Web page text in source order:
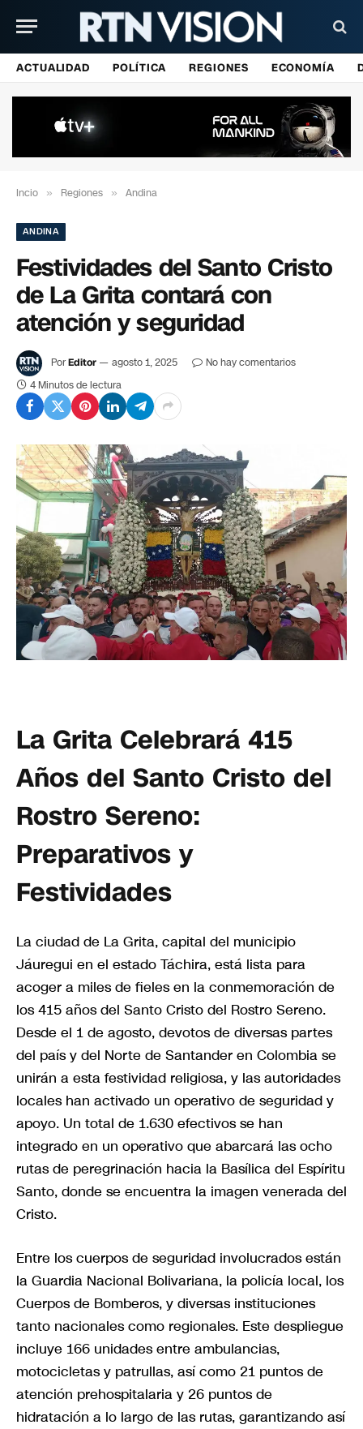
ACTUALIDAD POLÍTICA REGIONES ECONOMÍA
Incio » Regiones » Andina
ANDINA
Festividades del Santo Cristo
de La Grita contará con
atención y seguridad
PorEditor agosto 1, 2025
No hay comentarios
4 Minutos de lectura
La Grita Celebrará 415
Años del Santo Cristo del
Rostro Sereno:
Preparativos y
Festividades
La ciudad de La Grita, capital del municipio
Jáuregui en el estado Táchira, está lista para
acoger a miles de fieles en la conmemoración de
los 415 años del Santo Cristo del Rostro Sereno.
Desde el 1 de agosto, devotos de diversas partes
del país y del Norte de Santander en Colombia se
unirán a esta festividad religiosa, y las autoridades
locales han activado un operativo de seguridad y
apoyo. Un total de 1.630 efectivos se han
integrado en un operativo que abarcará las ocho
rutas de peregrinación hacia la Basílica del Espíritu
Santo, donde se encuentra la imagen venerada del
Cristo.
Entre los cuerpos de seguridad involucrados están
la Guardia Nacional Bolivariana, la policía local, los
Cuerpos de Bomberos, y diversas instituciones
tanto nacionales como regionales. Este despliegue
incluye 166 unidades entre ambulancias,
motocicletas y patrullas, así como 21 puntos de
atención prehospitalaria y 26 puntos de
hidratación a lo largo de las rutas, garantizando así